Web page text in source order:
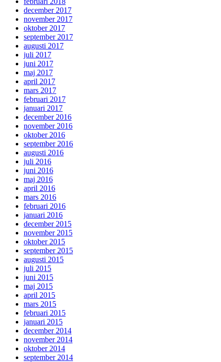
december 2017
november 2017
oktober 2017
september 2017
augusti 2017
juli 2017
juni 2017
maj 2017
april 2017
mars 2017
februari 2017
januari 2017
december 2016
november 2016
oktober 2016
september 2016
augusti 2016
juli 2016
juni 2016
maj 2016
april 2016
mars 2016
februari 2016
januari 2016
december 2015
november 2015
oktober 2015
september 2015
augusti 2015
juli 2015
juni 2015
maj 2015
april 2015
mars 2015
februari 2015
januari 2015
december 2014
november 2014
oktober 2014
september 2014